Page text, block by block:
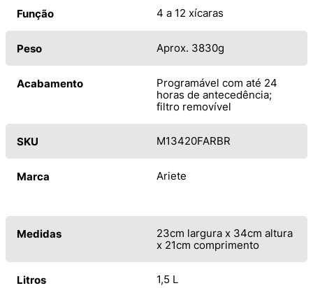
Função 4 a 12 xícaras
Peso Aprox. 3830g
Acabamento
Programável com até 24
horas de antecedência;
filtro removível
SKU M13420FARBR
Marca Ariete
Medidas
23cm largura x 34cm altura
x 21cm comprimento
Litros 1,5 L